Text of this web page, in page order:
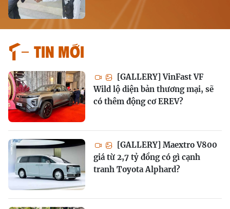
Tin mới
[GALLERY] VinFast VF
Wild lộ diện bản thương mại, sẽ
có thêm động cơ EREV?
[GALLERY] Maextro V800
giá từ 2,7 tỷ đồng có gì cạnh
tranh Toyota Alphard?